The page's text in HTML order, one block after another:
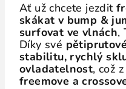
Ať už chcete jezdit
skákat v bump &
surfovat ve vlnách,
Díky své
stabilitu, rychlý
ovladatelnost, což
freemove a